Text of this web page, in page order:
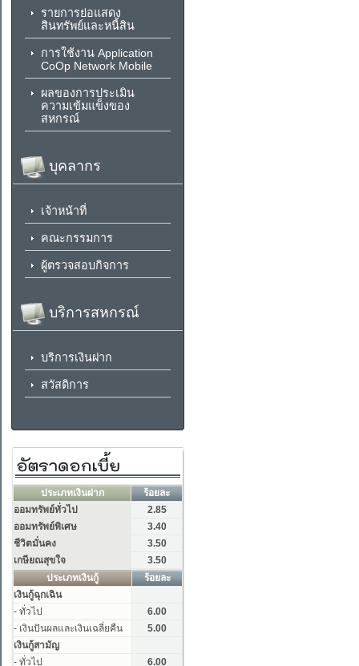
รายการย่อแสดง
สินทรัพย์และหนี้สิน
การใช้งาน Application
CoOp Network Mobile
ผลของการประเมิน
ความเข้มแข็งของ
สหกรณ์
บุคลากร
เจ้าหน้าที่
คณะกรรมการ
ผู้ตรวจสอบกิจการ
บริการสหกรณ์
บริการเงินฝาก
สวัสดิการ